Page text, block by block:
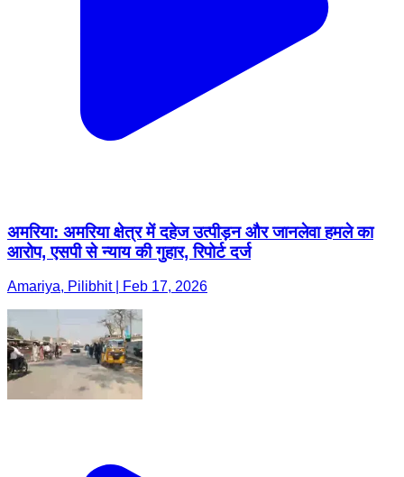
अमरिया: अमरिया क्षेत्र में दहेज उत्पीड़न और जानलेवा हमले का
आरोप, एसपी से न्याय की गुहार, रिपोर्ट दर्ज
Amariya, Pilibhit | Feb 17, 2026